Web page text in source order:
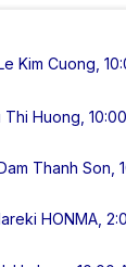
Kim Cuong,
Thi Huong,
Thanh Son,
HONMA,